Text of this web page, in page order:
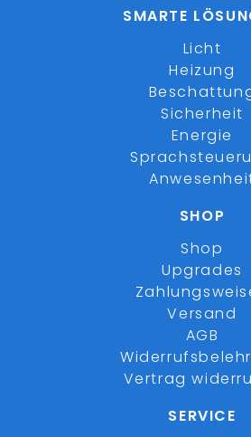
SMARTE
Licht
Heizung
Sicherheit
Energie
SHOP
Shop
Upgrades
Versand
AGB
Vertrag
SERVICE